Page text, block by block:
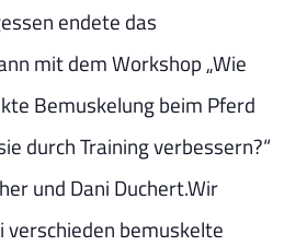
endete das
mit dem Workshop „Wie
Bemuskelung beim Pferd
durch Training verbessern?“
und Dani Duchert.Wir
verschieden bemuskelte